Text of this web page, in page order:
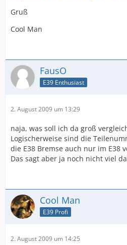
Gruß
Cool Man
FausO
E39 Enthusiast
2. August 2009 um 13:29
naja, was soll ich da groß
Logischerweise sind die
die E38 Bremse auch nur im E38
Das sagt aber ja noch nicht viel
Cool Man
E39 Profi
2. August 2009 um 14:25